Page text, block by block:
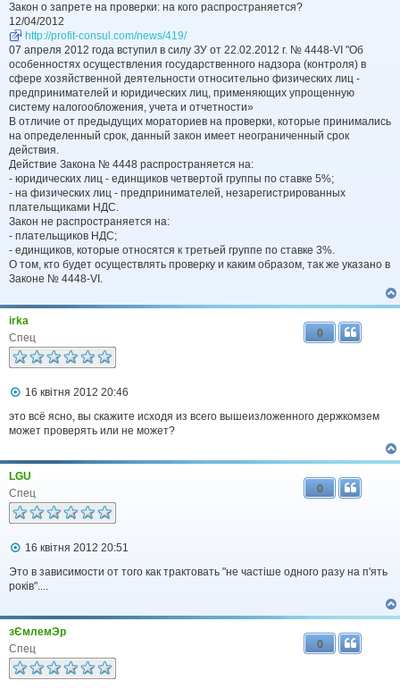
Закон о запрете на проверки: на кого распространяется?
12/04/2012
http://profit-consul.com/news/419/
07 апреля 2012 года вступил в силу ЗУ от 22.02.2012 г. № 4448-VI "Об
особенностях осуществления государственного надзора (контроля) в
сфере хозяйственной деятельности относительно физических лиц -
предпринимателей и юридических лиц, применяющих упрощенную
систему налогообложения, учета и отчетности»
В отличие от предыдущих мораториев на проверки, которые принимались
на определенный срок, данный закон имеет неограниченный срок
действия.
Действие Закона № 4448 распространяется на:
- юридических лиц - единщиков четвертой группы по ставке 5%;
- на физических лиц - предпринимателей, незарегистрированных
плательщиками НДС.
Закон не распространяется на:
- плательщиков НДС;
- единщиков, которые относятся к третьей группе по ставке 3%.
О том, кто будет осуществлять проверку и каким образом, так же указано в
Законе № 4448-VI.
irka
Спец
0
П
в
і
м
л
е
н
н
16 квітня 2012 20:46
это всё ясно, вы скажите исходя из всего вышеизложенного держкомзем
может проверять или не может?
LGU
Спец
0
П
в
і
м
л
е
н
н
16 квітня 2012 20:51
Это в зависимости от того как трактовать "не частіше одного разу на п'ять
років"....
зЄмлемЭр
Спец
0